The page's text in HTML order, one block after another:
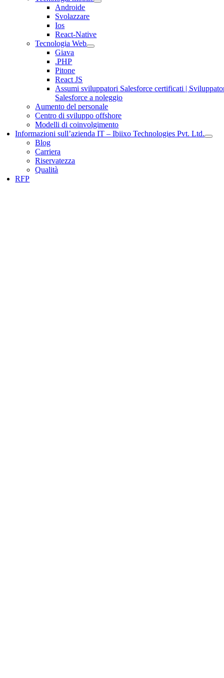
Androide
Svolazzare
Ios
React-Native
Tecnologia Web
Giava
.PHP
Pitone
React JS
Assumi sviluppatori Salesforce certificati |
Salesforce a noleggio
Aumento del personale
Centro di sviluppo offshore
Modelli di coinvolgimento
Informazioni sull’azienda IT – Ibiixo Technologies Pvt. Ltd.
Blog
Carriera
Riservatezza
Qualità
RFP